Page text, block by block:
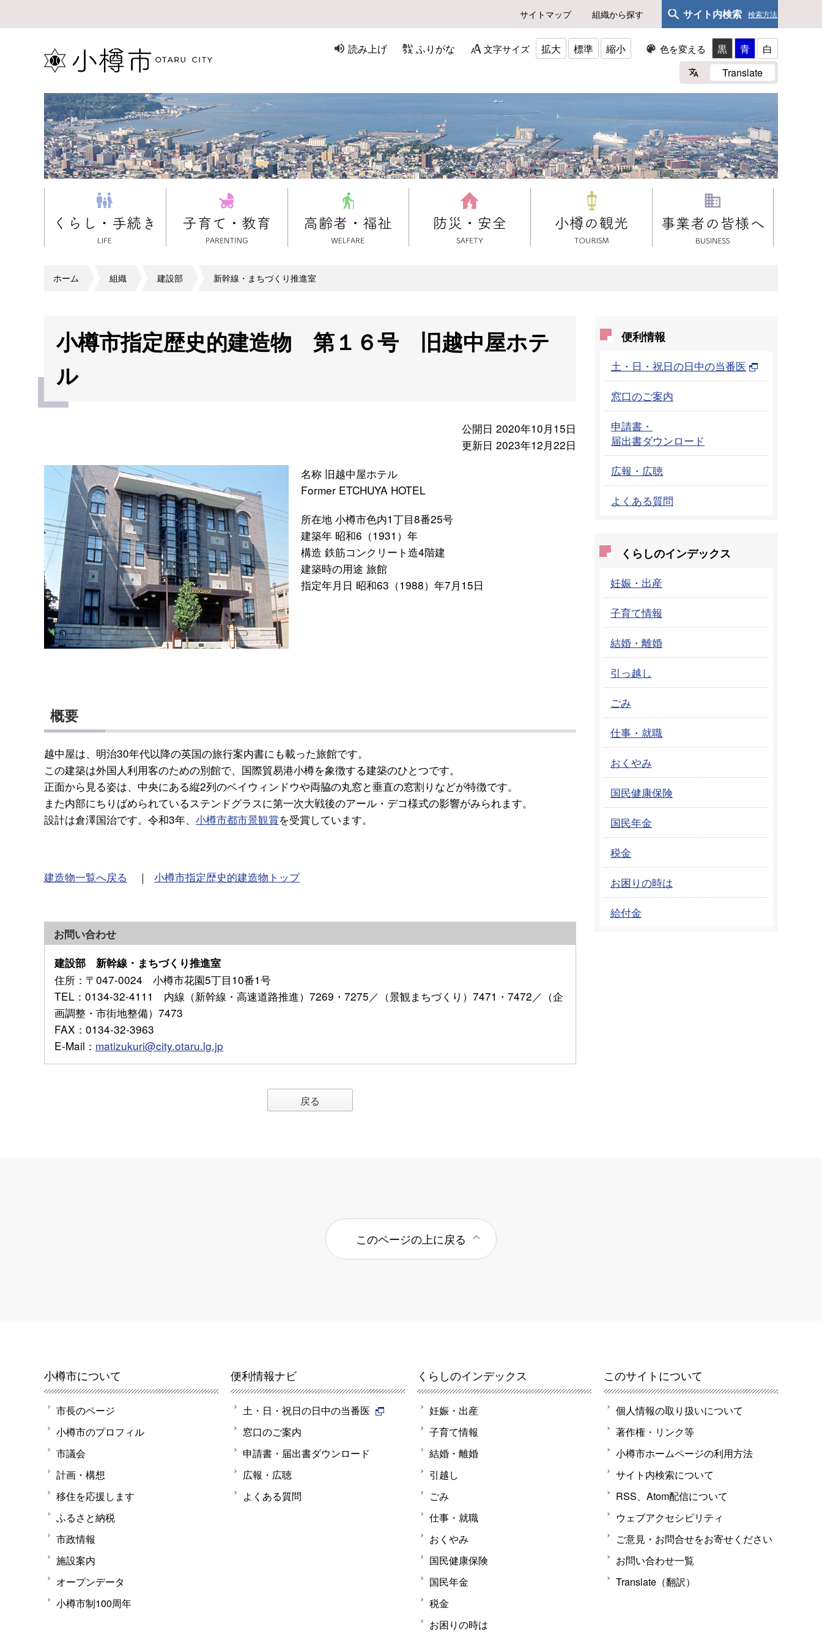
サイトマップ 組織から探す サイト内検索 検索方法
読み上げ ふりがな 文字サイズ 拡大 標準 縮小 色を変える 黒 青
白
Translate
ホーム 組織 建設部 新幹線・まちづくり推進室
小樽市指定歴史的建造物 第１６号 旧越中屋ホテ
ル
公開日 2020年10月15日
更新日 2023年12月22日
名称 旧越中屋ホテル
Former ETCHUYA HOTEL
所在地 小樽市色内1丁目8番25号
建築年 昭和6（1931）年
構造 鉄筋コンクリート造4階建
建築時の用途 旅館
指定年月日 昭和63（1988）年7月15日
概要
越中屋は、明治30年代以降の英国の旅行案内書にも載った旅館です。
この建築は外国人利用客のための別館で、国際貿易港小樽を象徴する建築のひとつです。
正面から見る姿は、中央にある縦2列のベイウィンドウや両脇の丸窓と垂直の窓割りなどが特徴です。
また内部にちりばめられているステンドグラスに第一次大戦後のアール・デコ様式の影響がみられます。
設計は倉澤国治です。令和3年、 小樽市都市景観賞を受賞しています。
建造物一覧へ戻る ｜ 小樽市指定歴史的建造物トップ
お問い合わせ
建設部 新幹線・まちづくり推進室
住所 ：〒047-0024 小樽市花園5丁目10番1号
TEL ：0134-32-4111 内線（新幹線・高速道路推進）7269・7275／（景観まちづくり）7471・7472／（企
画調整・市街地整備）7473
FAX ：0134-32-3963
E-Mail ： matizukuri@city.otaru.lg.jp
戻る
便利情報
土・日・祝日の日中の当番医
窓口のご案内
申請書・
届出書ダウンロード
広報・広聴
よくある質問
くらしのインデックス
妊娠・出産
子育て情報
結婚・離婚
引っ越し
ごみ
仕事・就職
おくやみ
国民健康保険
国民年金
税金
お困りの時は
給付金
このページの上に戻る
小樽市について
市長のページ
小樽市のプロフィル
市議会
計画・構想
移住を応援します
ふるさと納税
市政情報
施設案内
オープンデータ
小樽市制100周年
便利情報ナビ
土・日・祝日の日中の当番医
窓口のご案内
申請書・届出書ダウンロード
広報・広聴
よくある質問
くらしのインデックス
妊娠・出産
子育て情報
結婚・離婚
引越し
ごみ
仕事・就職
おくやみ
国民健康保険
国民年金
税金
お困りの時は
このサイトについて
個人情報の取り扱いについて
著作権・リンク等
小樽市ホームページの利用方法
サイト内検索について
RSS、Atom配信について
ウェブアクセシビリティ
ご意見・お問合せをお寄せください
お問い合わせ一覧
Translate（翻訳）